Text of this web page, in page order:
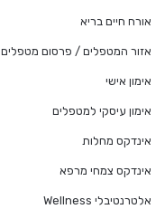
אורח חיים בריא
אזור המטפלים / פרסום מטפלים
אימון אישי
אימון עיסקי למטפלים
אינדקס מחלות
אינדקס צמחי מרפא
אלטרנטיבלי Wellness